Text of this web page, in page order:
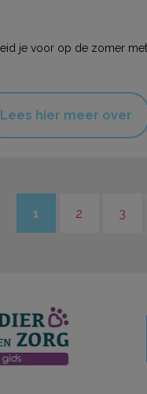
je voor op de zomer
Lees hier meer over
1 2 3